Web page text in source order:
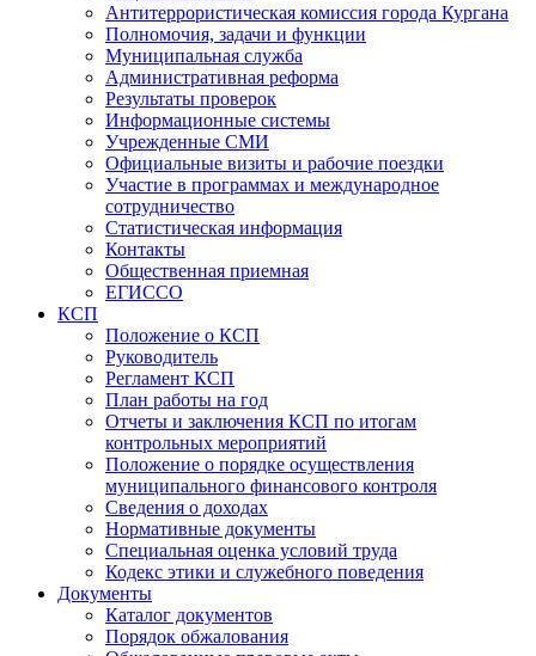
Антитеррористическая комиссия города Кургана
Полномочия, задачи и функции
Муниципальная служба
Административная реформа
Результаты проверок
Информационные системы
Учрежденные СМИ
Официальные визиты и рабочие поездки
Участие в программах и международное
сотрудничество
Статистическая информация
Контакты
Общественная приемная
ЕГИССО
КСП
Положение о КСП
Руководитель
Регламент КСП
План работы на год
Отчеты и заключения КСП по итогам
контрольных мероприятий
Положение о порядке осуществления
муниципального финансового контроля
Сведения о доходах
Нормативные документы
Специальная оценка условий труда
Кодекс этики и служебного поведения
Документы
Каталог документов
Порядок обжалования